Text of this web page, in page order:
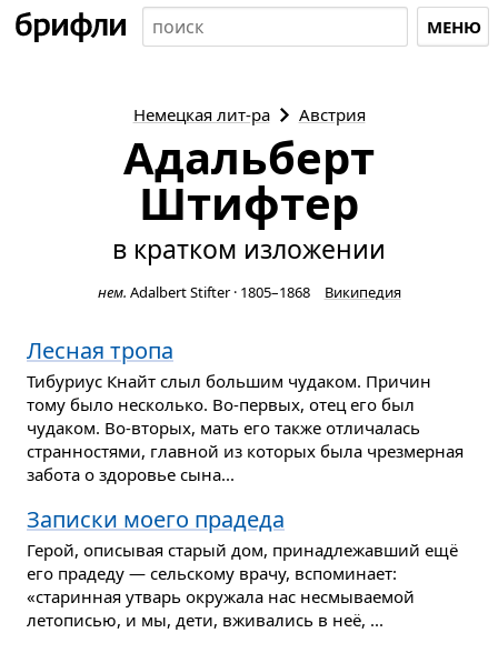
МЕНЮ
Немецкая лит-ра Австрия
Адальберт
Штифтер
в кратком изложении
нем. Adalbert Stifter· 1805–1868 Википедия
Лесная тропа
Тибуриус Кнайт слыл большим чудаком. Причин
тому было несколько. Во-первых, отец его был
чудаком. Во-вторых, мать его также отличалась
странностями, главной из которых была чрезмерная
забота о здоровье сына...
Записки моего прадеда
Герой, описывая старый дом, принадлежавший ещё
его прадеду — сельскому врачу, вспоминает:
«старинная утварь окружала нас несмываемой
летописью, и мы, дети, вживались в неё, ...